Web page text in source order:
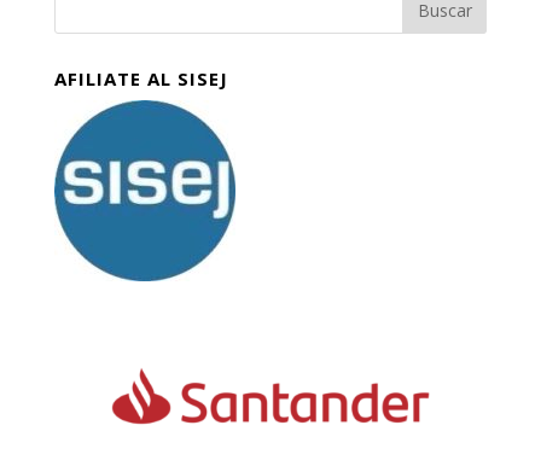
AFILIATE AL SISEJ